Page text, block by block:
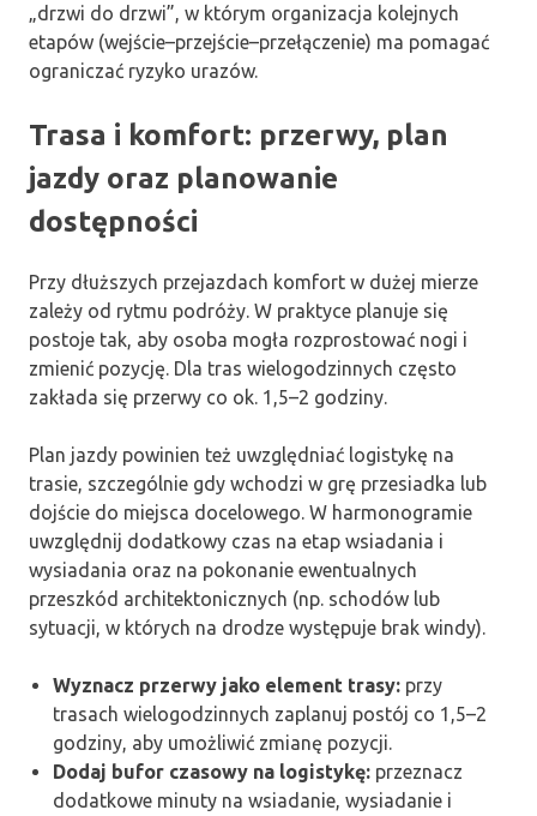
„drzwi do drzwi”, w którym organizacja kolejnych
etapów (wejście–przejście–przełączenie) ma pomagać
ograniczać ryzyko urazów.
Trasa i komfort: przerwy, plan
jazdy oraz planowanie
dostępności
Przy dłuższych przejazdach komfort w dużej mierze
zależy od rytmu podróży. W praktyce planuje się
postoje tak, aby osoba mogła rozprostować nogi i
zmienić pozycję. Dla tras wielogodzinnych często
zakłada się przerwy co ok. 1,5–2 godziny.
Plan jazdy powinien też uwzględniać logistykę na
trasie, szczególnie gdy wchodzi w grę przesiadka lub
dojście do miejsca docelowego. W harmonogramie
uwzględnij dodatkowy czas na etap wsiadania i
wysiadania oraz na pokonanie ewentualnych
przeszkód architektonicznych (np. schodów lub
sytuacji, w których na drodze występuje brak windy).
Wyznacz przerwy jako element trasy: przy
trasach wielogodzinnych zaplanuj postój co 1,5–2
godziny, aby umożliwić zmianę pozycji.
Dodaj bufor czasowy na logistykę: przeznacz
dodatkowe minuty na wsiadanie, wysiadanie i